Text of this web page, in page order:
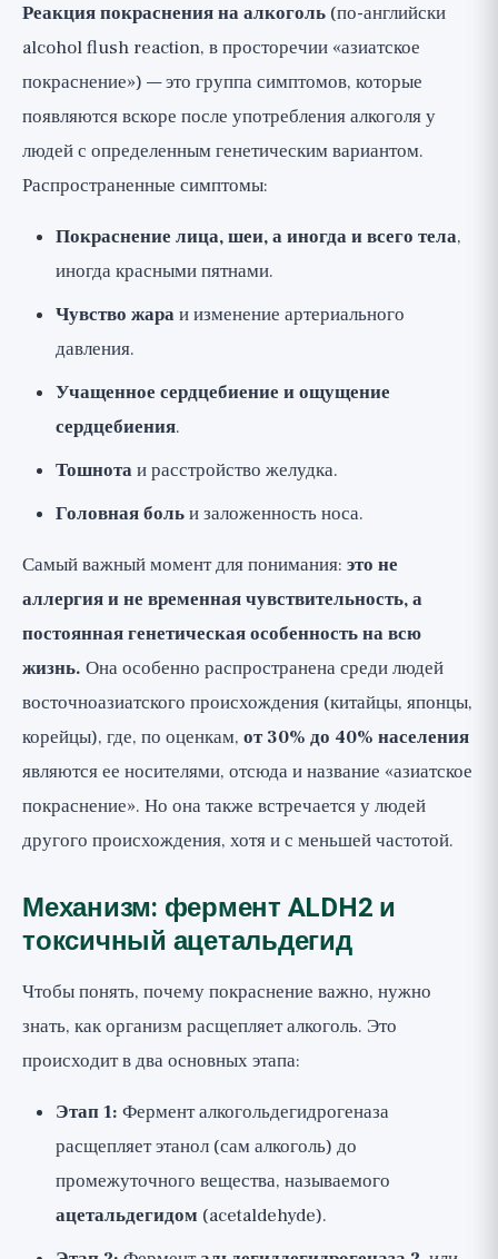
Реакция покраснения на алкоголь (по-английски
alcohol flush reaction, в просторечии «азиатское
покраснение») — это группа симптомов, которые
появляются вскоре после употребления алкоголя у
людей с определенным генетическим вариантом.
Распространенные симптомы:
Покраснение лица, шеи, а иногда и всего тела,
иногда красными пятнами.
Чувство жараи изменение артериального
давления.
Учащенное сердцебиение и ощущение
сердцебиения.
Тошнотаи расстройство желудка.
Головная больи заложенность носа.
Самый важный момент для понимания: это не
аллергия и не временная чувствительность, а
постоянная генетическая особенность на всю
жизнь. Она особенно распространена среди людей
восточноазиатского происхождения (китайцы, японцы,
корейцы), где, по оценкам, от 30% до 40% населения
являются ее носителями, отсюда и название «азиатское
покраснение». Но она также встречается у людей
другого происхождения, хотя и с меньшей частотой.
Механизм: фермент ALDH2 и
токсичный ацетальдегид
Чтобы понять, почему покраснение важно, нужно
знать, как организм расщепляет алкоголь. Это
происходит в два основных этапа:
Этап 1: Фермент алкогольдегидрогеназа
расщепляет этанол (сам алкоголь) до
промежуточного вещества, называемого
ацетальдегидом (acetaldehyde).